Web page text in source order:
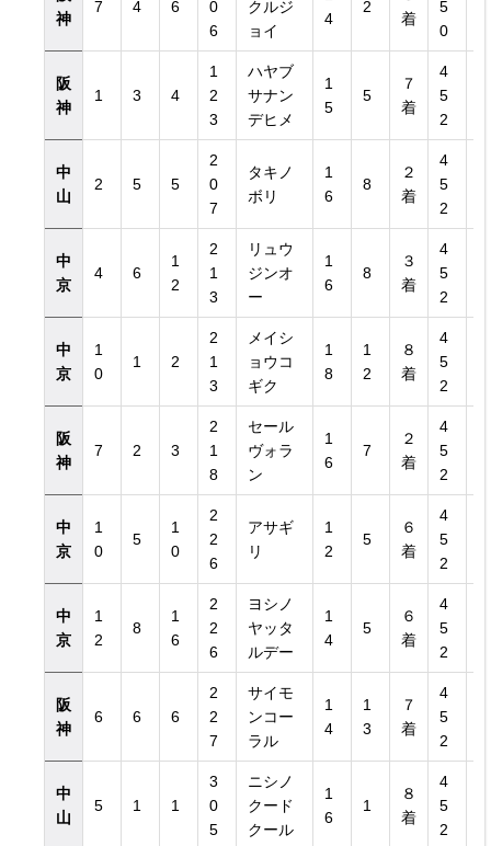
神
7 4 6
0
6
クルジ
ョイ
4
2
着
5
0
阪
神
1 3 4
1
2
3
ハヤブ
サナン
デヒメ
1
5
5
７
着
4
5
2
中
山
2 5 5
2
0
7
タキノ
ボリ
1
6
8
２
着
4
5
2
中
京
4 6
1
2
2
1
3
リュウ
ジンオ
ー
1
6
8
３
着
4
5
2
中
京
1
0
1 2
2
1
3
メイシ
ョウコ
ギク
1
8
1
2
８
着
4
5
2
阪
神
7 2 3
2
1
8
セール
ヴォラ
ン
1
6
7
２
着
4
5
2
中
京
1
0
5
1
0
2
2
6
アサギ
リ
1
2
5
６
着
4
5
2
中
京
1
2
8
1
6
2
2
6
ヨシノ
ヤッタ
ルデー
1
4
5
６
着
4
5
2
阪
神
6 6 6
2
2
7
サイモ
ンコー
ラル
1
4
1
3
７
着
4
5
2
中
山
5 1 1
3
0
5
ニシノ
クード
クール
1
6
1
８
着
4
5
2